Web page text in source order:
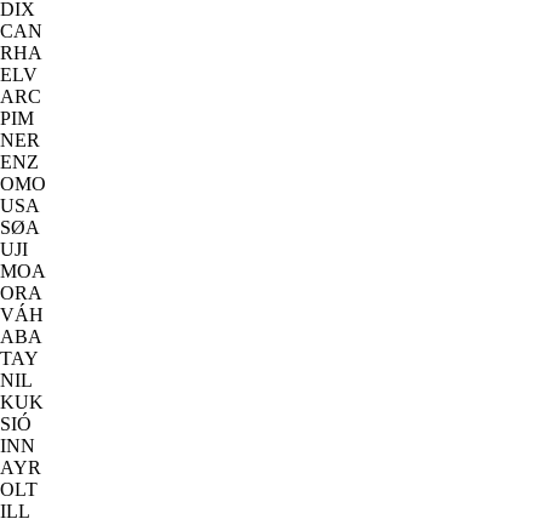
DIX
CAN
RHA
ELV
ARC
PIM
NER
ENZ
OMO
USA
SØA
UJI
MOA
ORA
VÁH
ABA
TAY
NIL
KUK
SIÓ
INN
AYR
OLT
ILL